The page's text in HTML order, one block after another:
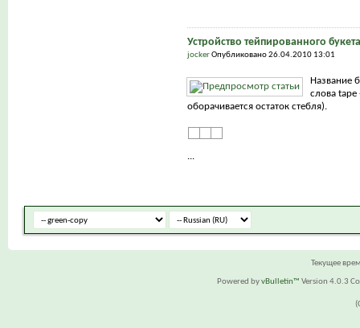
Устройство тейпированного букета
jockerОпубликовано 26.04.2010 13:01
Название
слова tape
оборачивается остаток стебля).
...
Текущее
Powered byvBulletin™ Version 4.0.3